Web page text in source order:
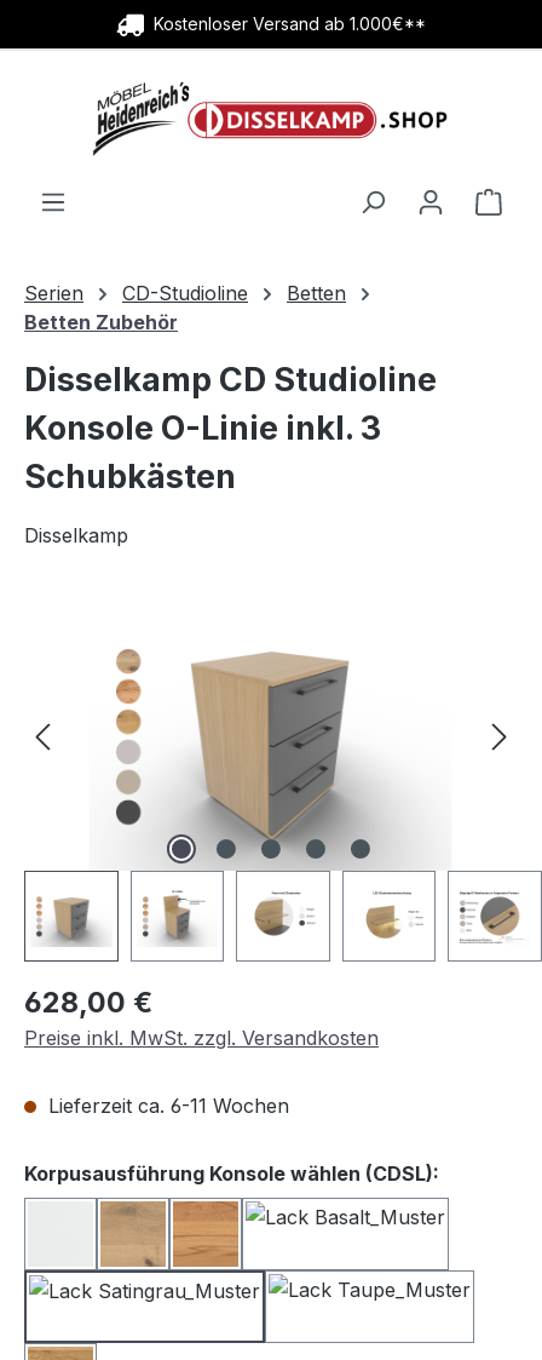
Zum Hauptinhalt springenKostenloser Versand ab 1.000€**
Serien CD-Studioline
Betten
Betten Zubehör
Disselkamp CD Studioline
Konsole O-Linie inkl. 3
Schubkästen
Disselkamp
Regulärer Preis:
628,00 €
Preise inkl. MwSt. zzgl. Versandkosten
Lieferzeit ca. 6-11 Wochen
Korpusausführung Konsole wählen (CDSL):
BalkeneicheKernbuche